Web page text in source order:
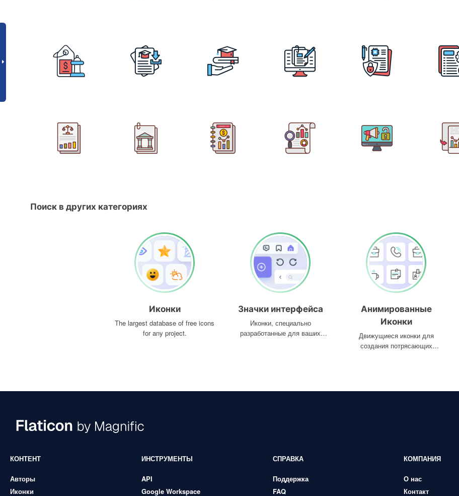
Поиск в других категориях
Иконки
The largest database of free icons
for any project.
Значки интерфейса
Иконки, специально
разработанные для ваших
Анимированные
Иконки
Движущиеся иконки для
создания потрясающих
КОНТЕНТ
Авторы
Иконки
ИНСТРУМЕНТЫ
API
Google Workspace
СПРАВКА
Поддержка
FAQ
КОМПАНИЯ
О нас
Контакт